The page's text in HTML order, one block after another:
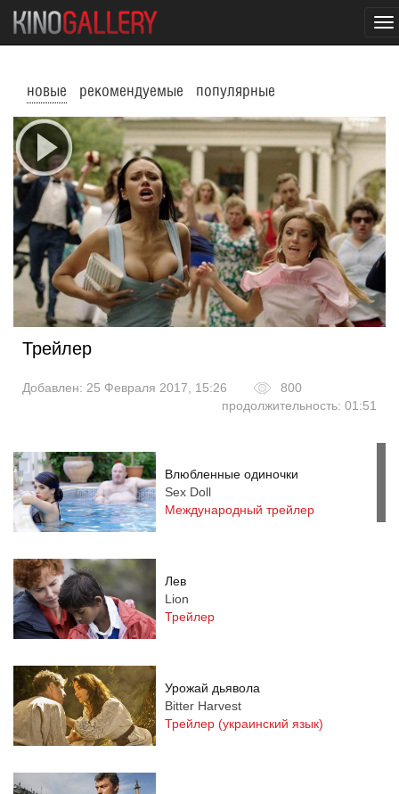
новые рекомендуемые популярные
Трейлер
Добавлен: 25 Февраля 2017, 15:26
800
продолжительность: 01:51
Влюбленные одиночки
Sex Doll
Международный трейлер
Лев
Lion
Трейлер
Урожай дьявола
Bitter Harvest
Трейлер (украинский язык)